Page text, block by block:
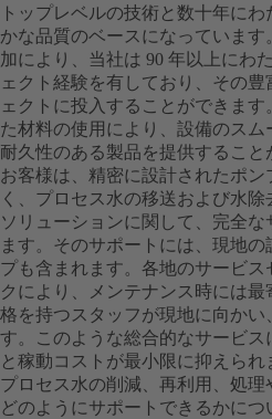
トップレベルの技術と数十年に
かな品質のベースになっていま
加により、当社は 90 年以上にわ
ェクト経験を有しており、その
ェクトに投入することができま
た材料の使用により、設備のス
耐久性のある製品を提供すること
お客様は、精密に設計されたポ
く、プロセス水の移送および水
ソリューションに関して、完全
ます。そのサポートには、現地
プも含まれます。各地のサービ
クにより、メンテナンス時には
格を持つスタッフが現地に向かい
す。このような総合的なサービ
と稼動コストが最小限に抑えられ
プロセス水の削減、再利用、処
どのようにサポートできるかに